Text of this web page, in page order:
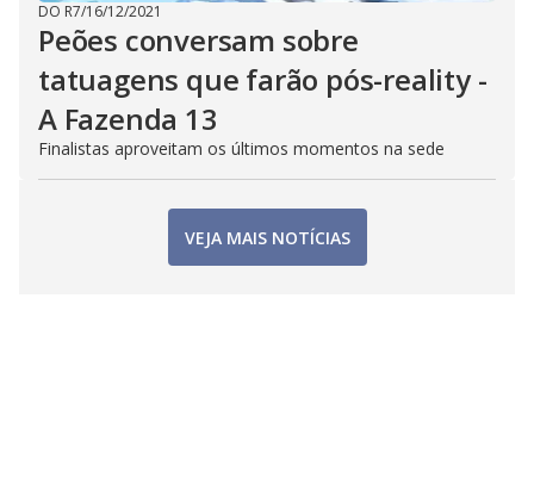
DO R7/16/12/2021
Peões conversam sobre
tatuagens que farão pós-reality -
A Fazenda 13
Finalistas aproveitam os últimos momentos na sede
VEJA MAIS NOTÍCIAS